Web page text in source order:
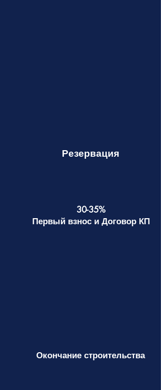
Резервация
30-35%
Первый взнос и Договор КП
Окончание строительства